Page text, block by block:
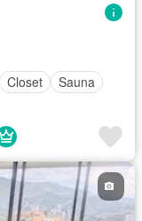
Closet
Sauna